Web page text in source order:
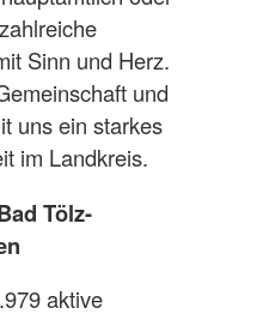
Sinn und Herz.
und
uns ein starkes
im Landkreis.
Tölz-
aktive